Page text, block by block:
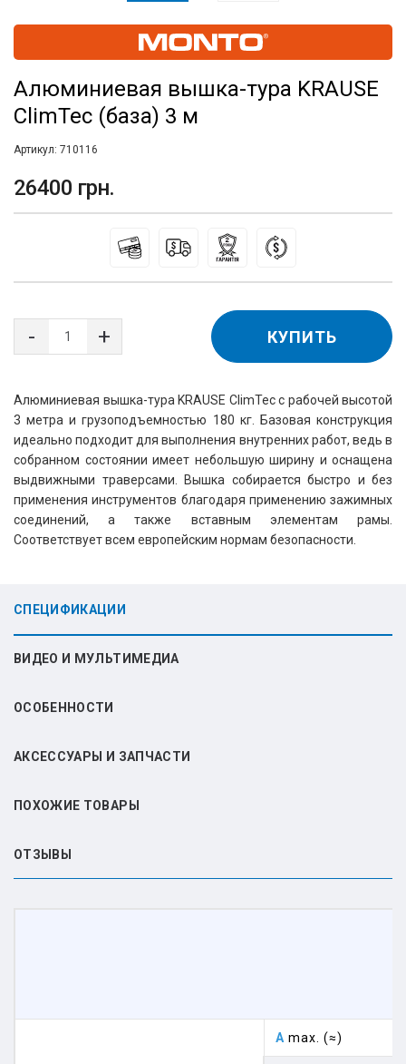
Алюминиевая вышка-тура KRAUSE
ClimTec (база) 3 м
Артикул: 710116
26400 грн.
Алюминиевая вышка-тура KRAUSE ClimTec с рабочей высотой
3 метра и грузоподъемностью 180 кг. Базовая конструкция
идеально подходит для выполнения внутренних работ, ведь в
собранном состоянии имеет небольшую ширину и оснащена
выдвижными траверсами. Вышка собирается быстро и без
применения инструментов благодаря применению зажимных
соединений, а также вставным элементам рамы.
Соответствует всем европейским нормам безопасности.
КУПИТЬ
СПЕЦИФИКАЦИИ
ВИДЕО И МУЛЬТИМЕДИА
ОСОБЕННОСТИ
АКСЕССУАРЫ И ЗАПЧАСТИ
ПОХОЖИЕ ТОВАРЫ
ОТЗЫВЫ
A max. (≈)